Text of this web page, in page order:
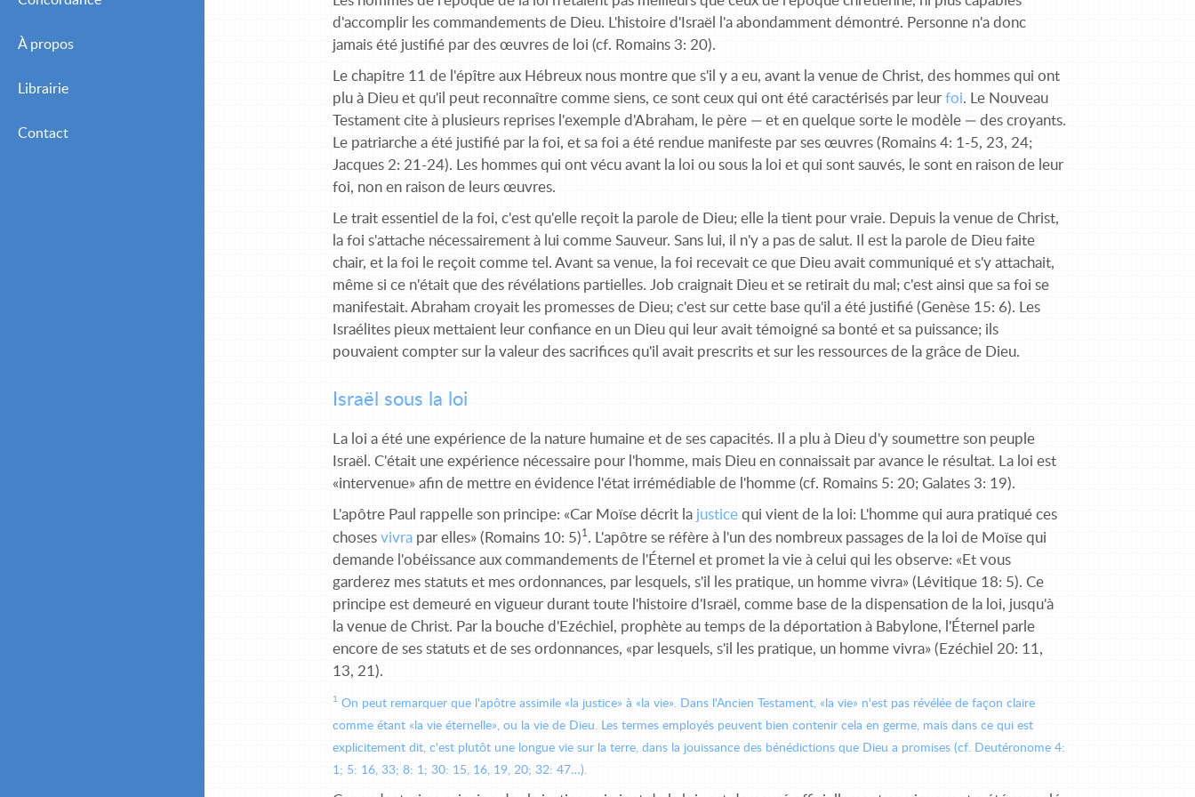
À propos
Librairie
Contact
d'accomplir les commandements de Dieu. L'histoire d'Israël l'a abondamment démontré. Personne n'a donc
jamais été justifié par des œuvres de loi (cf. Romains 3: 20).
Le chapitre 11 de l'épître aux Hébreux nous montre que s'il y a eu, avant la venue de Christ, des hommes qui ont
plu à Dieu et qu'il peut reconnaître comme siens, ce sont ceux qui ont été caractérisés par leurfoi. Le Nouveau
Testament cite à plusieurs reprises l'exemple d'Abraham, le père — et en quelque sorte le modèle — des croyants.
Le patriarche a été justifié par la foi, et sa foi a été rendue manifeste par ses œuvres (Romains 4: 1-5, 23, 24;
Jacques 2: 21-24). Les hommes qui ont vécu avant la loi ou sous la loi et qui sont sauvés, le sont en raison de leur
foi, non en raison de leurs œuvres.
Le trait essentiel de la foi, c'est qu'elle reçoit la parole de Dieu; elle la tient pour vraie. Depuis la venue de Christ,
la foi s'attache nécessairement à lui comme Sauveur. Sans lui, il n'y a pas de salut. Il est la parole de Dieu faite
chair, et la foi le reçoit comme tel. Avant sa venue, la foi recevait ce que Dieu avait communiqué et s'y attachait,
même si ce n'était que des révélations partielles. Job craignait Dieu et se retirait du mal; c'est ainsi que sa foi se
manifestait. Abraham croyait les promesses de Dieu; c'est sur cette base qu'il a été justifié (Genèse 15: 6). Les
Israélites pieux mettaient leur confiance en un Dieu qui leur avait témoigné sa bonté et sa puissance; ils
pouvaient compter sur la valeur des sacrifices qu'il avait prescrits et sur les ressources de la grâce de Dieu.
Israël sous la loi
La loi a été une expérience de la nature humaine et de ses capacités. Il a plu à Dieu d'y soumettre son peuple
Israël. C'était une expérience nécessaire pour l'homme, mais Dieu en connaissait par avance le résultat. La loi est
«intervenue» afin de mettre en évidence l'état irrémédiable de l'homme (cf. Romains 5: 20; Galates 3: 19).
L'apôtre Paul rappelle son principe: «Car Moïse décrit la justicequi vient de la loi: L'homme qui aura pratiqué ces
choses vivra par elles» (Romains 10: 5)1 . L'apôtre se réfère à l'un des nombreux passages de la loi de Moïse qui
demande l'obéissance aux commandements de l'Éternel et promet la vie à celui qui les observe: «Et vous
garderez mes statuts et mes ordonnances, par lesquels, s'il les pratique, un homme vivra» (Lévitique 18: 5). Ce
principe est demeuré en vigueur durant toute l'histoire d'Israël, comme base de la dispensation de la loi, jusqu'à
la venue de Christ. Par la bouche d'Ezéchiel, prophète au temps de la déportation à Babylone, l'Éternel parle
encore de ses statuts et de ses ordonnances, «par lesquels, s'il les pratique, un homme vivra» (Ezéchiel 20: 11,
13, 21).
1 On peut remarquer que l'apôtre assimile «la justice» à «la vie». Dans l'Ancien Testament, «la vie» n'est pas révélée de façon claire
comme étant «la vie éternelle», ou la vie de Dieu. Les termes employés peuvent bien contenir cela en germe, mais dans ce qui est
explicitement dit, c'est plutôt une longue vie sur la terre, dans la jouissance des bénédictions que Dieu a promises (cf. Deutéronome 4:
1; 5: 16, 33; 8: 1; 30: 15, 16, 19, 20; 32: 47…).